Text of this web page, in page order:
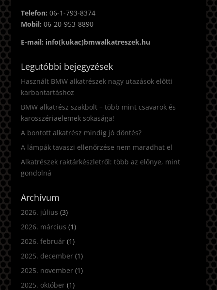
Telefon: 06-1-793-8374
Mobil: 06-20-953-8890
E-mail: info(kukac)bmwalkatreszek.hu
Legutóbbi bejegyzések
Használt BMW alkatrészek nagy utazások előtti
karbantartáshoz
BMW alkatrész szakbolt – több mint csavarok és
karosszériaelemek sokasága!
A bontott alkatrész mindig jó döntés?
A lámpák tavaszi ellenőrzése nem maradhat el
Alkatrészek raktárkészletről: több az előnye, mint
gondolná
Archívum
2026. július (3)
2026. március (1)
2026. február(1)
2025. december(1)
2025. november(1)
2025. október(1)